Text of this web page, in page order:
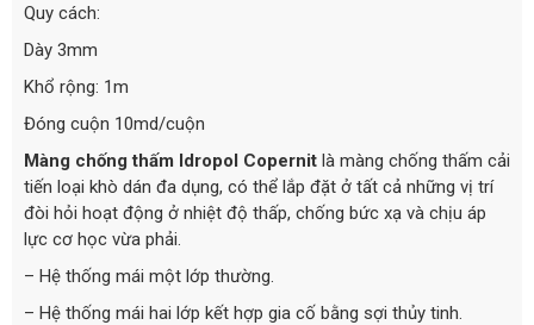
Quy cách:
Dày 3mm
Khổ rộng: 1m
Đóng cuộn 10md/cuộn
Màng chống thấm Idropol Copernit là màng chống thấm cải
tiến loại khò dán đa dụng, có thể lắp đặt ở tất cả những vị trí
đòi hỏi hoạt động ở nhiệt độ thấp, chống bức xạ và chịu áp
lực cơ học vừa phải.
– Hệ thống mái một lớp thường.
– Hệ thống mái hai lớp kết hợp gia cố bằng sợi thủy tinh.